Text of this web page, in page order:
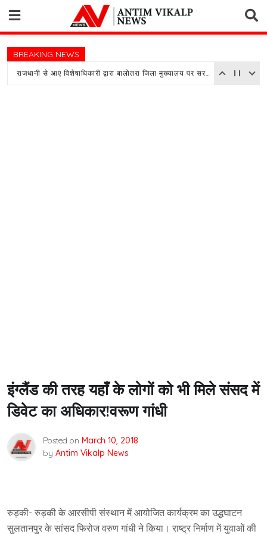
content
BREAKING NEWS
राजधानी से आए विशेषाधिकारी द्वारा बालोतरा जिला मुख्यालय पर सरकारी अस्पताल का किया औचक निरीक्षण
इंग्लैंड की तरह यहाँ के लोगों को भी मिले संसद में
डिवेट का अधिकार!वरूण गांधी
Posted on March 10, 2018
by Antim Vikalp News
रुड़की- रुड़की के आरसीपी संस्थान में आयोजित कार्यक्रम का उद्धघाटन
सुलतानपुर के सांसद फिरोज वरुण गांधी ने किया। राष्ट्र निर्माण में युवाओं की